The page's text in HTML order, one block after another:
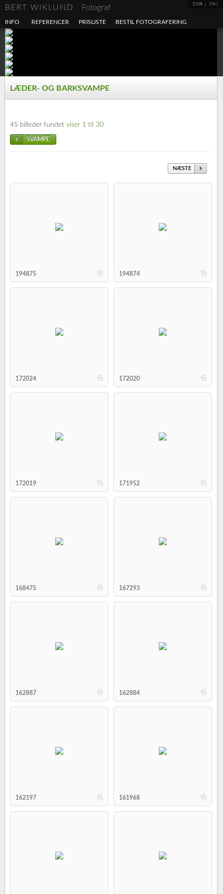
DAN ENG
BERT WIKLUND Fotograf
INFO REFERENCER PRISLISTE BESTIL FOTOGRAFERING
LÆDER- OG BARKSVAMPE
45 billeder fundet viser 1 til 30
SVAMPE
NÆSTE
b
194875 b
194874
b
172024 b
172020
b
172019 b
171952
b
168475 b
167293
b
162887 b
162884
b
162197 b
161968